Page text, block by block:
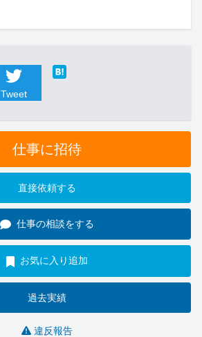
Tweet
仕事に招待
直接依頼する
仕事の相談をする
お気に入り追加
過去実績
違反報告